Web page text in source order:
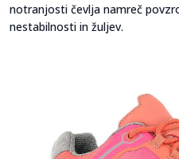
notranjosti čevlja namreč
nestabilnosti in žuljev.